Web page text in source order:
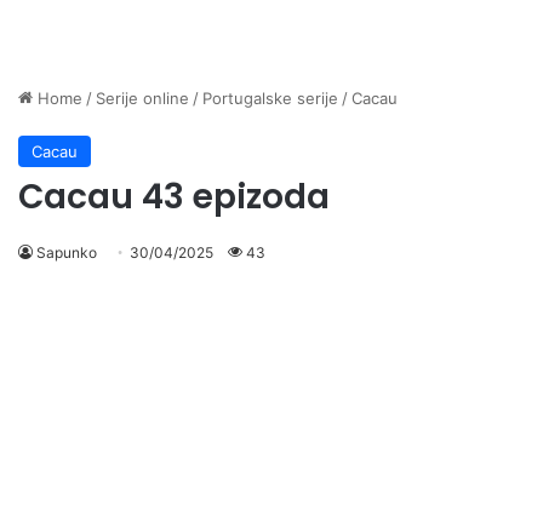
Home / Serije online / Portugalske serije /Cacau
Cacau
Cacau 43 epizoda
Sapunko 30/04/2025 43